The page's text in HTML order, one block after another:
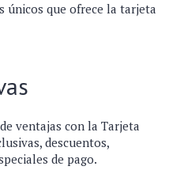
únicos que ofrece la tarjeta
ventajas con la Tarjeta
descuentos,
de pago.